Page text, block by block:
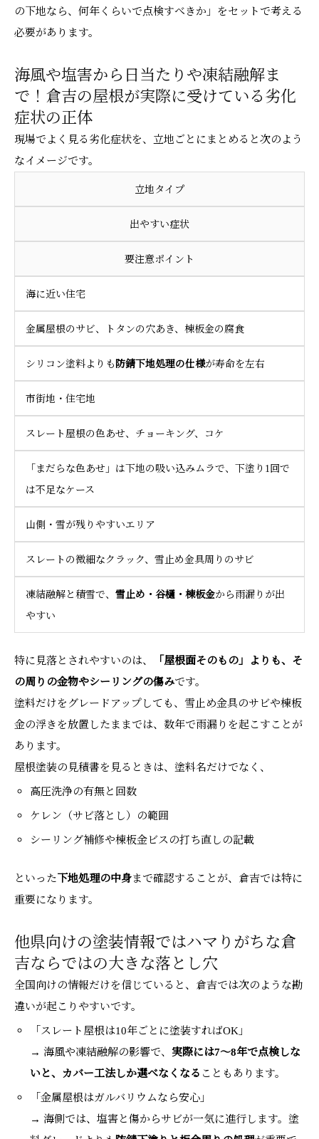
の下地なら、何年くらいで点検すべきか」をセットで考える
必要があります。
海風や塩害から日当たりや凍結融解ま
で！倉吉の屋根が実際に受けている劣化
症状の正体
現場でよく見る劣化症状を、立地ごとにまとめると次のよう
なイメージです。
立地タイプ
出やすい症状
要注意ポイント
海に近い住宅
金属屋根のサビ、トタンの穴あき、棟板金の腐食
シリコン塗料よりも 防錆下地処理の仕様が寿命を左右
市街地・住宅地
スレート屋根の色あせ、チョーキング、コケ
「まだらな色あせ」は下地の吸い込みムラで、下塗り1回で
は不足なケース
山側・雪が残りやすいエリア
スレートの微細なクラック、雪止め金具周りのサビ
凍結融解と積雪で、 雪止め・谷樋・棟板金から雨漏りが出
やすい
特に見落とされやすいのは、
「屋根面そのもの」よりも、そ
の周りの金物やシーリングの傷みです。
塗料だけをグレードアップしても、雪止め金具のサビや棟板
金の浮きを放置したままでは、数年で雨漏りを起こすことが
あります。
屋根塗装の見積書を見るときは、塗料名だけでなく、
高圧洗浄の有無と回数
ケレン（サビ落とし）の範囲
シーリング補修や棟板金ビスの打ち直しの記載
といった 下地処理の中身まで確認することが、倉吉では特に
重要になります。
他県向けの塗装情報ではハマりがちな倉
吉ならではの大きな落とし穴
全国向けの情報だけを信じていると、倉吉では次のような勘
違いが起こりやすいです。
「スレート屋根は10年ごとに塗装すればOK」
→ 海風や凍結融解の影響で、 実際には7〜8年で点検しな
いと、カバー工法しか選べなくなる こともあります。
「金属屋根はガルバリウムなら安心」
→ 海側では、塩害と傷からサビが一気に進行します。塗